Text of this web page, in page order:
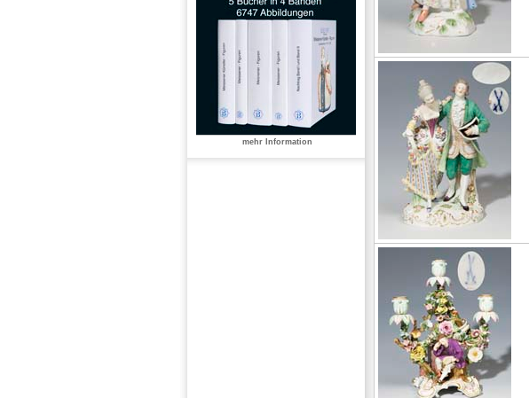
mehr Information